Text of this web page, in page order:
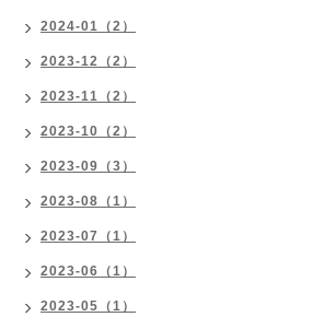
2024-01（2）
2023-12（2）
2023-11（2）
2023-10（2）
2023-09（3）
2023-08（1）
2023-07（1）
2023-06（1）
2023-05（1）